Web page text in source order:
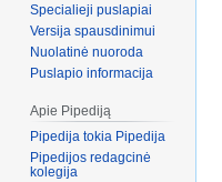
Specialieji puslapiai
Versija spausdinimui
Nuolatinė nuoroda
Puslapio informacija
Apie Pipediją
Pipedija tokia Pipedija
Pipedijos redagcinė
kolegija